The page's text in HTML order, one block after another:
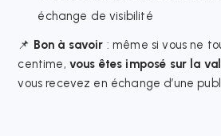
échange de visibilité
📌 Bon à savoir : même si vous ne
centime, vous êtes imposé sur la
vous recevez en échange d’une